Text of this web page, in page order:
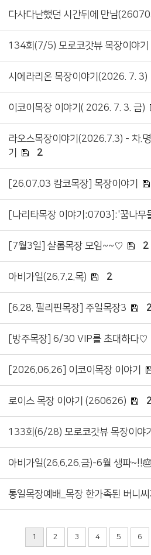
다사다난했던 시간뒤에 만남
134회(7/5) 모로코갓뷰 목장이야기
시에라리온 목장이야기(2026. 7. 3)
이코이목장 이야기( 2026. 7. 3. 금)
라오스목장이야기(2026.7.3) - 차.명
기
2
[26.07.03 캄코목장] 목장이야기
[나리타목장 이야기:0703]:'꿈나무
[7월3일] 샬롬목장 모임~~♡ 2
아비가일(26.7.2.목) 2
[6.28. 필리핀목장] 주일목장3
[방주목장] 6/30 VIP를 초대하다♡
[2026.06.26] 이코이목장 이야기
로이스 목장 이야기 (260626)
133회(6/28) 모로코갓뷰 목장이야기
아비가일(26.6.26.금)-6월 생파
통일목장예배_목장 한가족된 버니씨
1 2 3 4 5 6